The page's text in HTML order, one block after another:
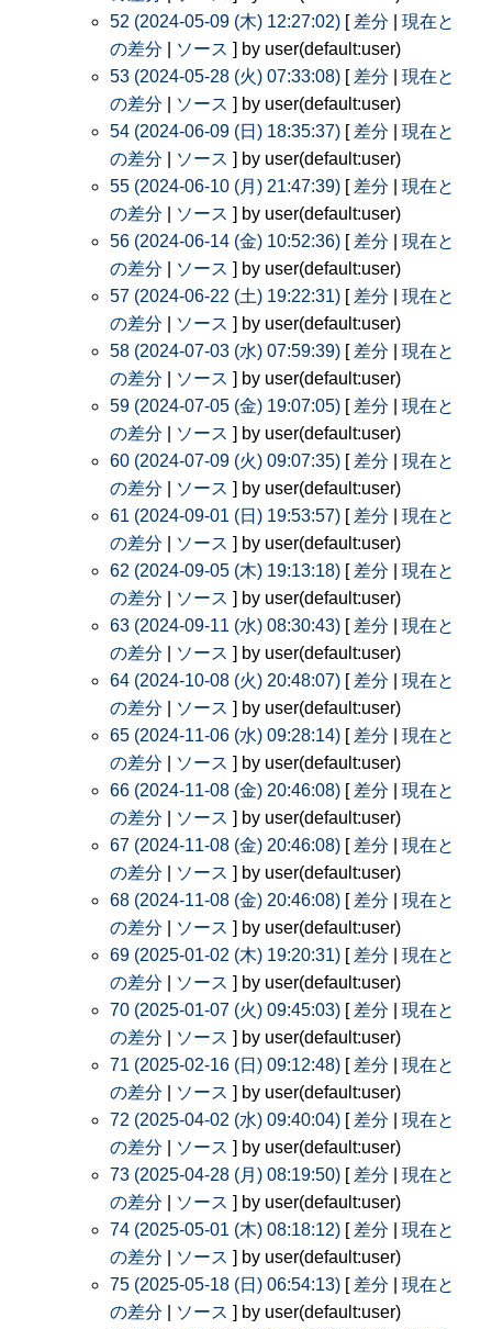
52 (2024-05-09 (木) 12:27:02) [ 差分
現在と
の差分
ソース ] by user(default:user)
53 (2024-05-28 (火) 07:33:08) [ 差分
現在と
の差分
ソース ] by user(default:user)
54 (2024-06-09 (日) 18:35:37) [ 差分
現在と
の差分
ソース ] by user(default:user)
55 (2024-06-10 (月) 21:47:39) [ 差分
現在と
の差分
ソース ] by user(default:user)
56 (2024-06-14 (金) 10:52:36) [ 差分
現在と
の差分
ソース ] by user(default:user)
57 (2024-06-22 (土) 19:22:31) [ 差分
現在と
の差分
ソース ] by user(default:user)
58 (2024-07-03 (水) 07:59:39) [ 差分
現在と
の差分
ソース ] by user(default:user)
59 (2024-07-05 (金) 19:07:05) [ 差分
現在と
の差分
ソース ] by user(default:user)
60 (2024-07-09 (火) 09:07:35) [ 差分
現在と
の差分
ソース ] by user(default:user)
61 (2024-09-01 (日) 19:53:57) [ 差分
現在と
の差分
ソース ] by user(default:user)
62 (2024-09-05 (木) 19:13:18) [ 差分
現在と
の差分
ソース ] by user(default:user)
63 (2024-09-11 (水) 08:30:43) [ 差分
現在と
の差分
ソース ] by user(default:user)
64 (2024-10-08 (火) 20:48:07) [ 差分
現在と
の差分
ソース ] by user(default:user)
65 (2024-11-06 (水) 09:28:14) [ 差分
現在と
の差分
ソース ] by user(default:user)
66 (2024-11-08 (金) 20:46:08) [ 差分
現在と
の差分
ソース ] by user(default:user)
67 (2024-11-08 (金) 20:46:08) [ 差分
現在と
の差分
ソース ] by user(default:user)
68 (2024-11-08 (金) 20:46:08) [ 差分
現在と
の差分
ソース ] by user(default:user)
69 (2025-01-02 (木) 19:20:31) [ 差分
現在と
の差分
ソース ] by user(default:user)
70 (2025-01-07 (火) 09:45:03) [ 差分
現在と
の差分
ソース ] by user(default:user)
71 (2025-02-16 (日) 09:12:48) [ 差分
現在と
の差分
ソース ] by user(default:user)
72 (2025-04-02 (水) 09:40:04) [ 差分
現在と
の差分
ソース ] by user(default:user)
73 (2025-04-28 (月) 08:19:50) [ 差分
現在と
の差分
ソース ] by user(default:user)
74 (2025-05-01 (木) 08:18:12) [ 差分
現在と
の差分
ソース ] by user(default:user)
75 (2025-05-18 (日) 06:54:13) [ 差分
現在と
の差分
ソース ] by user(default:user)